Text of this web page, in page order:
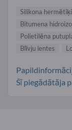
Silikona hermētiķi
Bitumena
Polietilēna
Blīvju lentes
Šī piegādātāja